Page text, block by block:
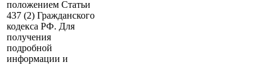
положением Статьи
437 (2) Гражданского
кодекса РФ. Для
получения
подробной
информации и